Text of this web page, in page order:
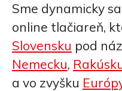
Sme dynamicky
online tlačiareň,
Slovensku pod
Nemecku,
a vo zvyšku